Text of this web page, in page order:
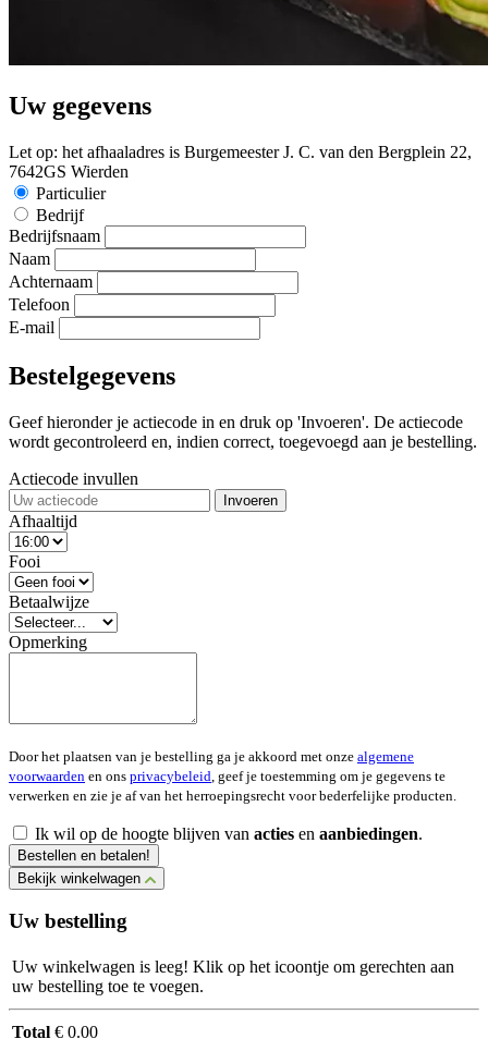
Uw gegevens
Let op: het afhaaladres is Burgemeester J. C. van den Bergplein 22,
7642GS Wierden
Particulier
Bedrijf
Bedrijfsnaam
Naam
Achternaam
Telefoon
E-mail
Bestelgegevens
Geef hieronder je actiecode in en druk op 'Invoeren'. De actiecode
wordt gecontroleerd en, indien correct, toegevoegd aan je bestelling.
Actiecode invullen
Invoeren
Afhaaltijd
Fooi
Betaalwijze
Opmerking
Door het plaatsen van je bestelling ga je akkoord met onze algemene
voorwaarden en ons privacybeleid , geef je toestemming om je gegevens te
verwerken en zie je af van het herroepingsrecht voor bederfelijke producten.
Ik wil op de hoogte blijven van acties en aanbiedingen.
Bestellen en betalen!
Bekijk winkelwagen
Uw bestelling
Uw winkelwagen is leeg! Klik op het icoontje om gerechten aan
uw bestelling toe te voegen.
Total € 0.00